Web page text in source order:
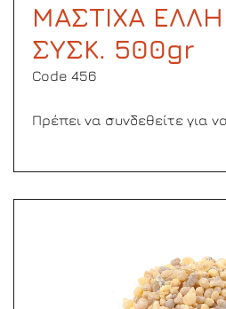
ΜΑΣΤΙΧΑ
ΣΥΣΚ. 500gr
Code 456
Πρέπει να συνδεθείτε για